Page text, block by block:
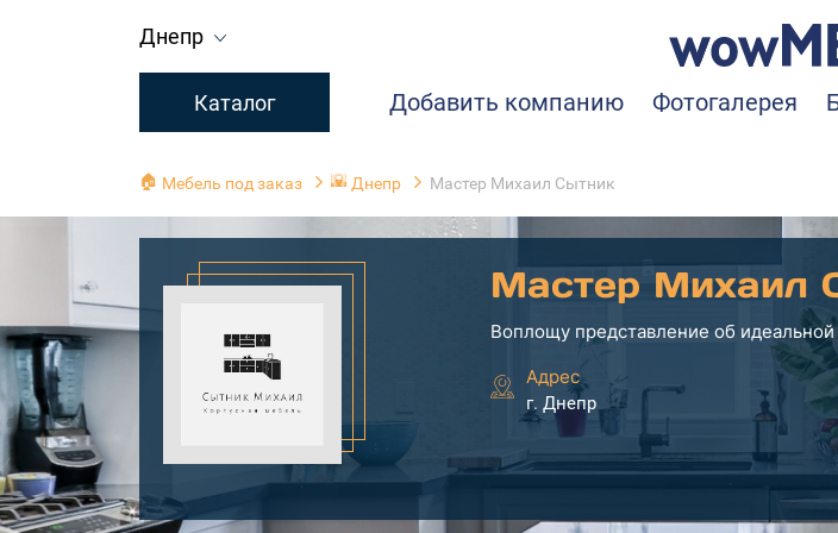
Днепр
Каталог Добавить компанию Фотогалерея
🏠 Мебель под заказ 🌇 Днепр Мастер Михаил Сытник
Мастер Михаил
Воплощу представление об
Адрес
г. Днепр